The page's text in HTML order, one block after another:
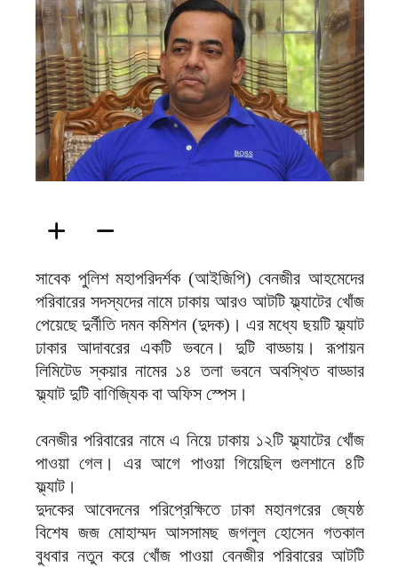
ফিরদাউস
সাবেক পুলিশ মহাপরিদর্শক (আইজিপি) বেনজীর আহমেদের
পরিবারের সদস্যদের নামে ঢাকায় আরও আটটি ফ্ল্যাটের খোঁজ
পেয়েছে দুর্নীতি দমন কমিশন (দুদক)। এর মধ্যে ছয়টি ফ্ল্যাট
ঢাকার আদাবরের একটি ভবনে। দুটি বাড্ডায়। রূপায়ন
লিমিটেড স্কয়ার নামের ১৪ তলা ভবনে অবস্থিত বাড্ডার
ফ্ল্যাট দুটি বাণিজ্যিক বা অফিস স্পেস।
বেনজীর পরিবারের নামে এ নিয়ে ঢাকায় ১২টি ফ্ল্যাটের খোঁজ
পাওয়া গেল। এর আগে পাওয়া গিয়েছিল গুলশানে ৪টি
ফ্ল্যাট।
দুদকের আবেদনের পরিপ্রেক্ষিতে ঢাকা মহানগরের জ্যেষ্ঠ
বিশেষ জজ মোহাম্মদ আসসামছ জগলুল হোসেন গতকাল
বুধবার নতুন করে খোঁজ পাওয়া বেনজীর পরিবারের আটটি